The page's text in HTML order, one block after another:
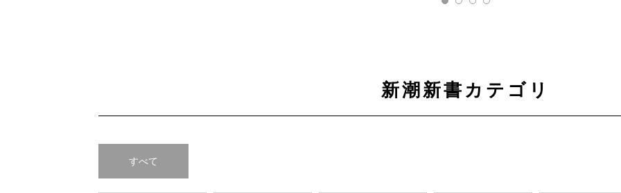
新潮新書カテゴリ
すべて